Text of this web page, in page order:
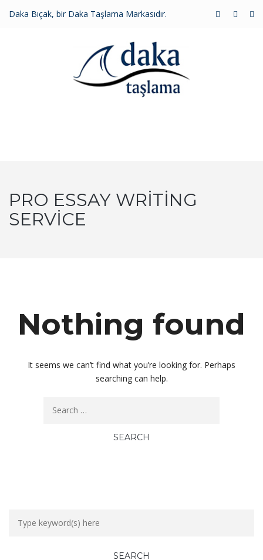
Daka Bıçak, bir Daka Taşlama Markasıdır.
PRO ESSAY WRITING
SERVICE
Nothing found
It seems we can’t find what you’re looking for. Perhaps
searching can help.